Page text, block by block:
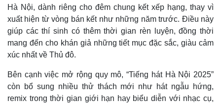
Hà Nội, dành riêng cho đêm chung kết xếp hạng, thay vì
xuất hiện từ vòng bán kết như những năm trước. Điều này
giúp các thí sinh có thêm thời gian rèn luyện, đồng thời
mang đến cho khán giả những tiết mục đặc sắc, giàu cảm
xúc nhất về Thủ đô.
Bên cạnh việc mở rộng quy mô, “Tiếng hát Hà Nội 2025”
còn bổ sung nhiều thử thách mới như hát ngẫu hứng,
remix trong thời gian giới hạn hay biểu diễn với nhạc cụ,